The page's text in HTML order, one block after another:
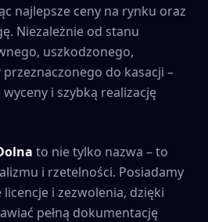
najlepsze ceny na rynku oraz
Niezależnie od stanu
uszkodzonego,
do kasacji –
i szybką realizację
to nie tylko nazwa – to
i rzetelności. Posiadamy
i zezwolenia, dzięki
pełną dokumentację